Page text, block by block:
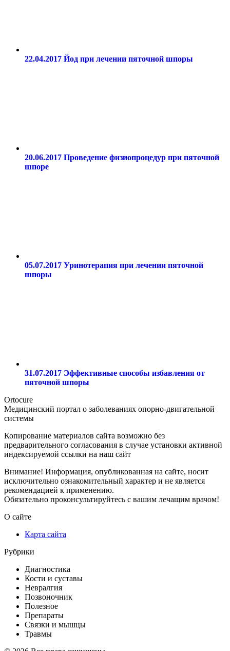
22.04.2017 Йод при лечении пяточной шпоры
20.06.2017 Проведение физиопроцедур при пяточной
шпоре
05.07.2017 Уринотерапия при лечении пяточной
шпоры
31.07.2017 Эффективные способы избавления от
пяточной шпоры
Ortocure
Медицинский портал о заболеваниях опорно-двигательной
системы
Копирование материалов сайта возможно без
предварительного согласования в случае установки активной
индексируемой ссылки на наш сайт
Внимание! Информация, опубликованная на сайте, носит
исключительно ознакомительный характер и не является
рекомендацией к применению.
Обязательно проконсультируйтесь с вашим лечащим врачом!
О сайте
Карта сайта
Рубрики
Диагностика
Кости и суставы
Невралгия
Позвоночник
Полезное
Препараты
Связки и мышцы
Травмы